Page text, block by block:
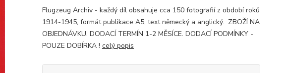
Flugzeug Archiv - každý díl obsahuje cca 150 fotografií z období roků
1914-1945, formát publikace A5, text německý a anglický. ZBOŽÍ NA
OBJEDNÁVKU. DODACÍ TERMÍN 1-2 MĚSÍCE. DODACÍ PODMÍNKY -
POUZE DOBÍRKA ! celý popis